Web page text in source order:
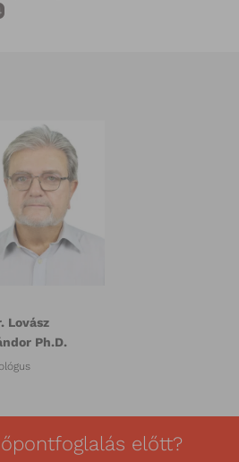
Lovász
Ph.D.
előtt?